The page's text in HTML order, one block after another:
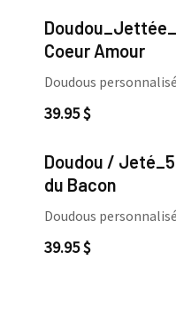
Coeur Amour
Doudous
39.95$
Doudou /
du Bacon
Doudous
39.95$